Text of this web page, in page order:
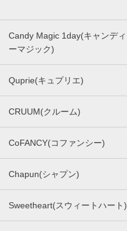
Candy Magic 1day(キャンディ
ーマジック)
Quprie(キュプリエ)
CRUUM(クルーム)
CoFANCY(コファンシー)
Chapun(シャプン)
Sweetheart(スウィートハート)